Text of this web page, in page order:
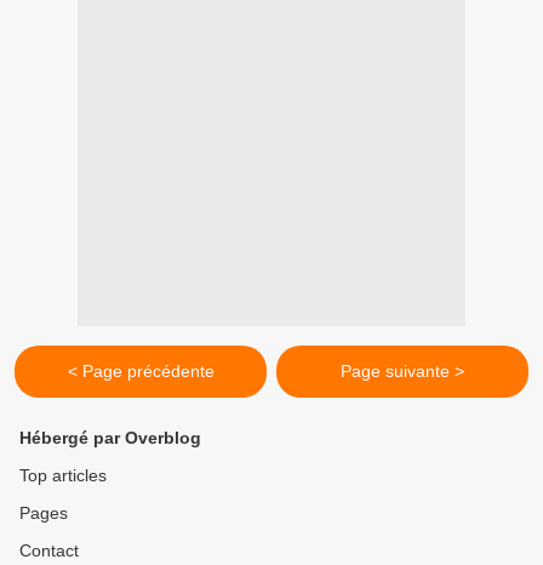
< Page précédente Page suivante >
Hébergé par Overblog
Top articles
Pages
Contact